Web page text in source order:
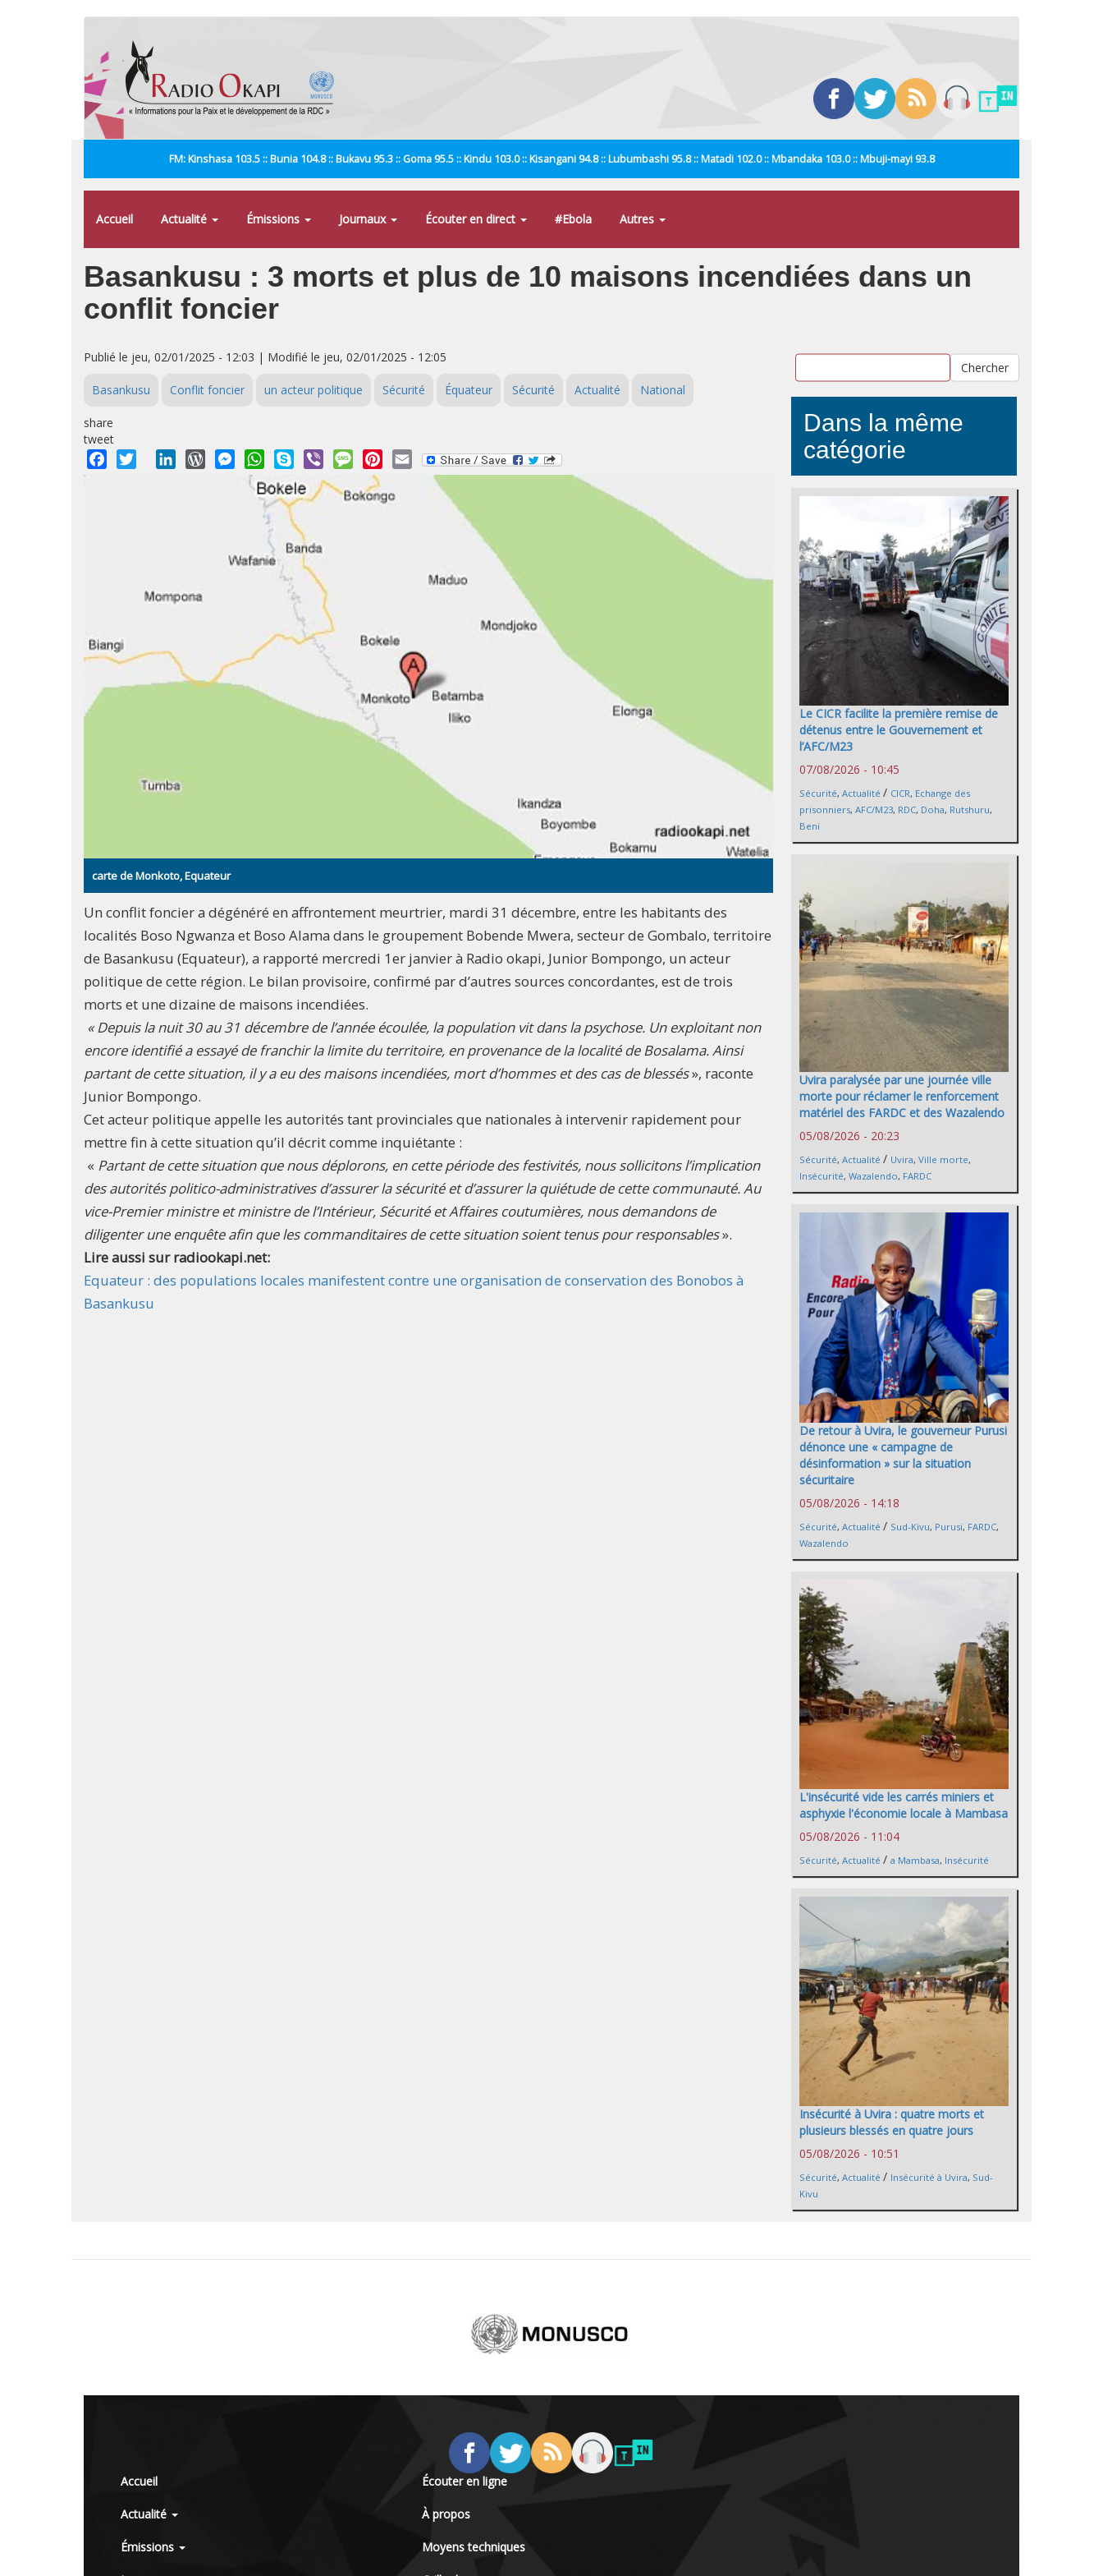
FM: Kinshasa 103.5 :: Bunia 104.8 :: Bukavu 95.3 :: Goma 95.5 :: Kindu 103.0 :: Kisangani 94.8 :: Lubumbashi 95.8 :: Matadi 102.0 :: Mbandaka 103.0 :: Mbuji-mayi 93.8
Accueil Actualité Émissions Journaux Écouter en direct #Ebola Autres
Basankusu : 3 morts et plus de 10 maisons incendiées dans un
conflit foncier
Publié le jeu, 02/01/2025 - 12:03 | Modifié le jeu, 02/01/2025 - 12:05
Basankusu Conflit foncier un acteur politique Sécurité Équateur Sécurité Actualité National
share
tweet
Facebook
Twitter LinkedInWordPressMessengerWhatsApp
Skype Viber MessagePinterest
Email
carte de Monkoto, Equateur
Un conflit foncier a dégénéré en affrontement meurtrier, mardi 31 décembre, entre les habitants des
localités Boso Ngwanza et Boso Alama dans le groupement Bobende Mwera, secteur de Gombalo, territoire
de Basankusu (Equateur), a rapporté mercredi 1er janvier à Radio okapi, Junior Bompongo, un acteur
politique de cette région. Le bilan provisoire, confirmé par d’autres sources concordantes, est de trois
morts et une dizaine de maisons incendiées.
« Depuis la nuit 30 au 31 décembre de l’année écoulée, la population vit dans la psychose. Un exploitant non
encore identifié a essayé de franchir la limite du territoire, en provenance de la localité de Bosalama. Ainsi
partant de cette situation, il y a eu des maisons incendiées, mort d’hommes et des cas de blessés», raconte
Junior Bompongo.
Cet acteur politique appelle les autorités tant provinciales que nationales à intervenir rapidement pour
mettre fin à cette situation qu’il décrit comme inquiétante :
« Partant de cette situation que nous déplorons, en cette période des festivités, nous sollicitons l’implication
des autorités politico-administratives d’assurer la sécurité et d’assurer la quiétude de cette communauté. Au
vice-Premier ministre et ministre de l’Intérieur, Sécurité et Affaires coutumières, nous demandons de
diligenter une enquête afin que les commanditaires de cette situation soient tenus pour responsables».
Lire aussi sur radiookapi.net:
Equateur : des populations locales manifestent contre une organisation de conservation des Bonobos à
Basankusu
Chercher
Dans la même
catégorie
Le CICR facilite la première remise de
détenus entre le Gouvernement et
l’AFC/M23
07/08/2026 - 10:45
Sécurité, Actualité / CICR, Echange des
prisonniers, AFC/M23, RDC, Doha, Rutshuru,
Beni
Uvira paralysée par une journée ville
morte pour réclamer le renforcement
matériel des FARDC et des Wazalendo
05/08/2026 - 20:23
Sécurité, Actualité / Uvira, Ville morte,
Insécurité, Wazalendo, FARDC
De retour à Uvira, le gouverneur Purusi
dénonce une « campagne de
désinformation » sur la situation
sécuritaire
05/08/2026 - 14:18
Sécurité, Actualité / Sud-Kivu, Purusi, FARDC,
Wazalendo
L'insécurité vide les carrés miniers et
asphyxie l'économie locale à Mambasa
05/08/2026 - 11:04
Sécurité, Actualité / a Mambasa, Insécurité
Insécurité à Uvira : quatre morts et
plusieurs blessés en quatre jours
05/08/2026 - 10:51
Sécurité, Actualité / Insécurité à Uvira, Sud-
Kivu
Accueil
Actualité
Émissions
Écouter en ligne
À propos
Moyens techniques